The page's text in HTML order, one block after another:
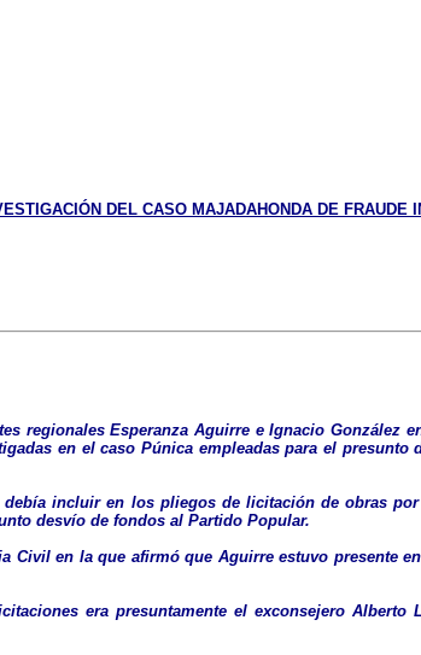
DEL CASO MAJADAHONDA DE FRAUDE
regionales Esperanza Aguirre e Ignacio González
en el caso Púnica empleadas para el presunto
incluir en los pliegos de licitación de obras
desvío de fondos al Partido Popular.
en la que afirmó que Aguirre estuvo presente
era presuntamente el exconsejero Alberto